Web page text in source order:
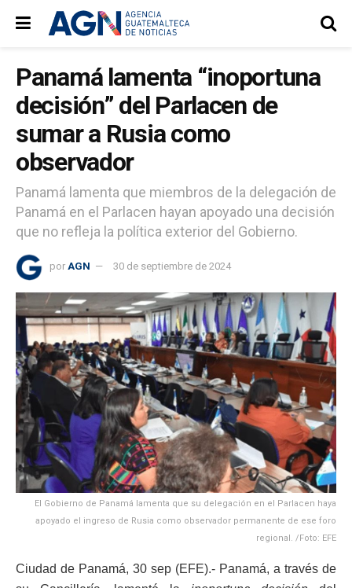
Panamá lamenta “inoportuna
decisión” del Parlacen de
sumar a Rusia como
observador
Panamá lamenta que miembros de la delegación de
Panamá en el Parlacen hayan apoyado una decisión
que no refleja la política exterior del Gobierno.
por AGN 30 de septiembre de 2024
El Gobierno de Panamá lamenta que su delegación en el Parlacen haya
apoyado el ingreso de Rusia como observador permanente de ese foro
regional. /Foto: EFE
Ciudad de Panamá, 30 sep (EFE).- Panamá, a través de